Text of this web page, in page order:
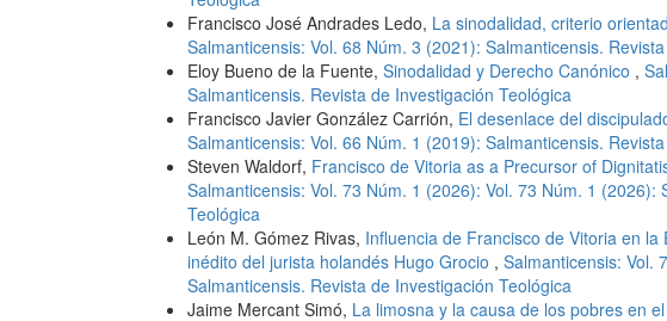
Francisco José Andrades Ledo, La sinodalidad, criterio
Salmanticensis: Vol. 68 Núm. 3 (2021): Salmanticensis.
Eloy Bueno de la Fuente, Sinodalidad y Derecho Canónico ,
Salmanticensis. Revista de Investigación Teológica
Francisco Javier González Carrión, El desenlace del
Salmanticensis: Vol. 66 Núm. 1 (2019): Salmanticensis.
Steven Waldorf, Francisco de Vitoria as a Precursor of
Salmanticensis: Vol. 73 Núm. 1 (2026): Vol. 73 Núm. 1 (2026):
Teológica
León M. Gómez Rivas, Influencia de Francisco de Vitoria en
inédito del jurista holandés Hugo Grocio , Salmanticensis: Vol.
Salmanticensis. Revista de Investigación Teológica
Jaime Mercant Simó, La limosna y la causa de los pobres en